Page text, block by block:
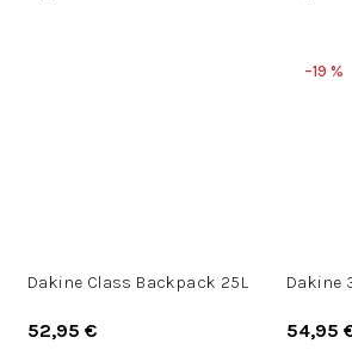
Dakine Class Backpack 25L
52,95 €
–19 %
Dakine
54,95